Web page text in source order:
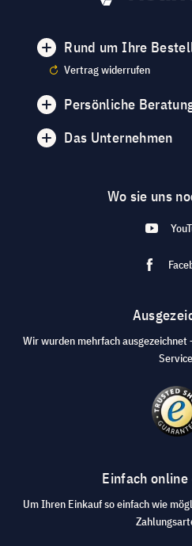
Rund um Ihre
Vertrag widerrufen
Persönliche
Das Unternehmen
Wo sie uns
Wir wurden mehrfach ausgezeichnet
Einfach
Um Ihren Einkauf so einfach wie